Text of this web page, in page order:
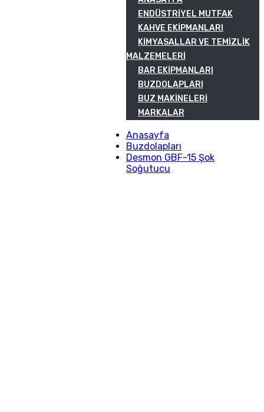
ENDÜSTRIYEL MUTFAK
KAHVE EKIPMANLARI
KIMYASALLAR VE TEMIZLIK
MALZEMELERI
BAR EKIPMANLARI
BUZDOLAPLARI
BUZ MAKINELERI
MARKALAR
Anasayfa
Buzdolapları
Desmon GBF-15 Şok
Soğutucu